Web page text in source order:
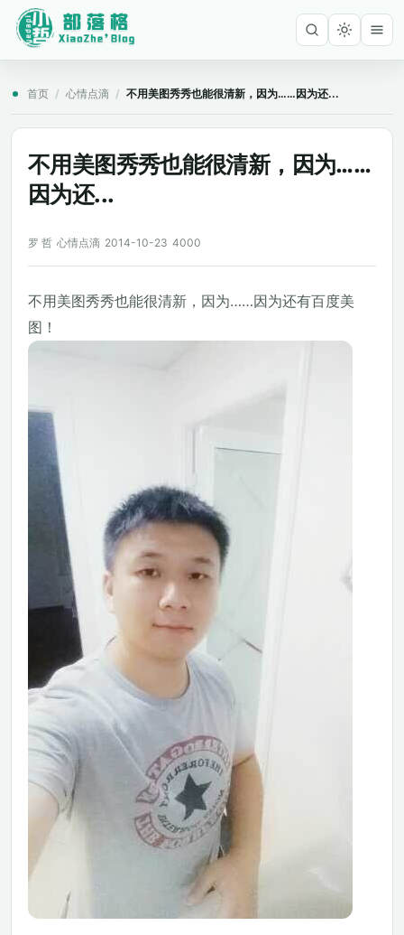
首页 / 心情点滴 / 不用美图秀秀也能很清新，因为……因为还...
不用美图秀秀也能很清新，因为……
因为还...
罗 哲 心情点滴 2014-10-23 4000
不用美图秀秀也能很清新，因为……因为还有百度美
图！